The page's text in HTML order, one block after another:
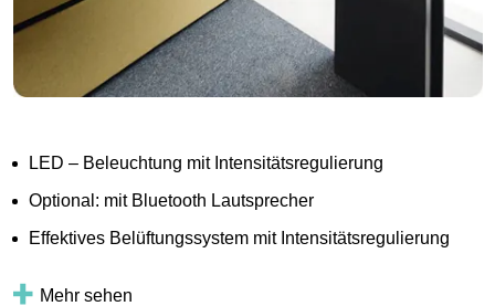
LED – Beleuchtung mit Intensitätsregulierung
Optional: mit Bluetooth Lautsprecher
Effektives Belüftungssystem mit Intensitätsregulierung
Mehr sehen